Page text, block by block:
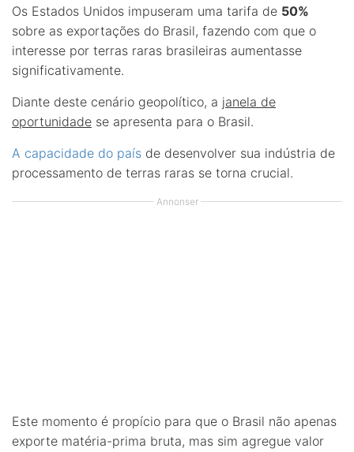
Os Estados Unidos impuseram uma tarifa de 50%
sobre as exportações do Brasil, fazendo com que o
interesse por terras raras brasileiras aumentasse
significativamente.
Diante deste cenário geopolítico, a janela de
oportunidade se apresenta para o Brasil.
A capacidade do país de desenvolver sua indústria de
processamento de terras raras se torna crucial.
Annonser
Este momento é propício para que o Brasil não apenas
exporte matéria-prima bruta, mas sim agregue valor